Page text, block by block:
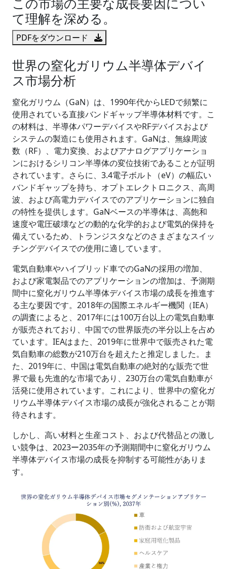
て理解を深める。
PDFをダウンロード
世界の窒化ガリウム半導体デバイ
ス市場分析
窒化ガリウム（GaN）は、1990年代からLEDで頻繁に
使用されている直接バンドギャップ半導体材料です。こ
の材料は、半導体パワーデバイスやRFデバイスおよび
システムの製造にも使用されます。GaNは、無線周波
数（RF）、電力変換、およびアナログアプリケーショ
ンにおけるシリコン半導体の変位技術であることが証明
されています。さらに、3.4電子ボルト（eV）の幅広い
バンドギャップを持ち、オプトエレクトロニクス、高周
波、および高電力デバイスでのアプリケーションに独自
の特性を提供します。GaNベースの半導体は、高飽和
速度や電圧破壊などの動的な化学的および電気的保持を
備えているため、トランジスタなどのさまざまなスイッ
チングデバイスでの使用に適しています。
電気自動車やハイブリッド車でのGaNの採用の増加、
および家電製品でのアプリケーションの増加は、予測期
間中に窒化ガリウム半導体デバイス市場の成長を推進す
る主な要因です。2018年の国際エネルギー機関（IEA）
の調査によると、2017年には100万台以上の電気自動車
が販売されており、中国での世界販売の半分以上を占め
ています。IEAはまた、2019年に世界中で販売された電
気自動車の総数が210万台を超えたと推定しました。ま
た、2019年に、中国は電気自動車の絶対的な販売で世
界で最も先進的な市場であり、230万台の電気自動車が
活発に使用されています。これにより、世界中の窒化ガ
リウム半導体デバイス市場の成長が強化されることが期
待されます。
しかし、高い材料と生産コスト、および代替品との激し
い競争は、2023ー2035年の予測期間中に窒化ガリウム
半導体デバイス市場の成長を抑制する可能性がありま
す。